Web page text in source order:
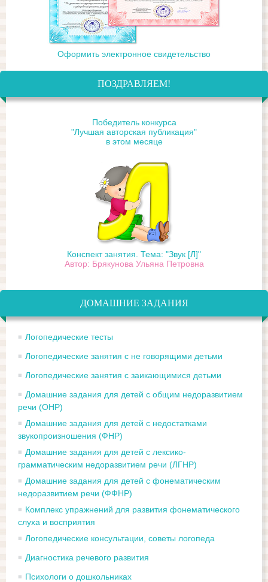
Оформить электронное свидетельство
ПОЗДРАВЛЯЕМ!
Победитель конкурса
"Лучшая авторская публикация"
в этом месяце
Конспект занятия. Тема: "Звук [Л]"
Автор: Брякунова Ульяна Петровна
ДОМАШНИЕ ЗАДАНИЯ
Логопедические тесты
Логопедические занятия с не говорящими детьми
Логопедические занятия с заикающимися детьми
Домашние задания для детей с общим недоразвитием
речи (ОНР)
Домашние задания для детей с недостатками
звукопроизношения (ФНР)
Домашние задания для детей с лексико-
грамматическим недоразвитием речи (ЛГНР)
Домашние задания для детей с фонематическим
недоразвитием речи (ФФНР)
Комплекс упражнений для развития фонематического
слуха и восприятия
Логопедические консультации, советы логопеда
Диагностика речевого развития
Психологи о дошкольниках